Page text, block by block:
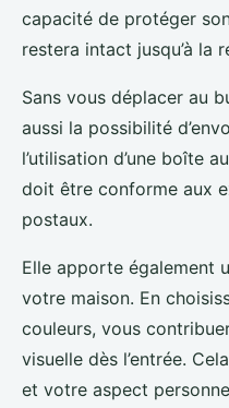
capacité de protéger
restera intact jusqu’à la
Sans vous déplacer au
aussi la possibilité
l’utilisation d’une boîte
doit être conforme aux
postaux.
Elle apporte également
votre maison. En
couleurs, vous
visuelle dès l’entrée.
et votre aspect